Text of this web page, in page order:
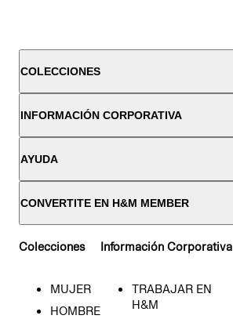
COLECCIONES
INFORMACIÓN CORPORATIVA
AYUDA
CONVERTITE EN H&M MEMBER
Colecciones
MUJER
HOMBRE
Información Corporativa
TRABAJAR EN
H&M